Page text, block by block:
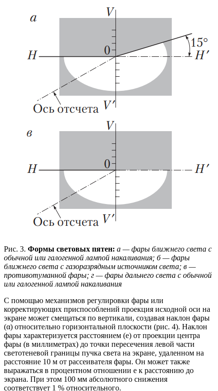
Рис. 3. Формы световых пятен: а — фары ближнего света с
обычной или галогенной лампой накаливания; б — фары
ближнего света с газоразрядным источником света; в —
противотуманной фары; г — фары дальнего света с обычной
или галогенной лампой накаливания
С помощью механизмов регулировки фары или
корректирующих приспособлений проекция исходной оси на
экране может смещаться по вертикали, создавая наклон фары
(α) относительно горизонтальной плоскости (рис. 4). Наклон
фары характеризуется расстоянием (е) от проекции центра
фары (в миллиметрах) до точки пересечения левой части
светотеневой границы пучка света на экране, удаленном на
расстояние 10 м от рассеивателя фары. Он может также
выражаться в процентном отношении e к расстоянию до
экрана. При этом 100 мм абсолютного снижения
соответствует 1 % относительного.